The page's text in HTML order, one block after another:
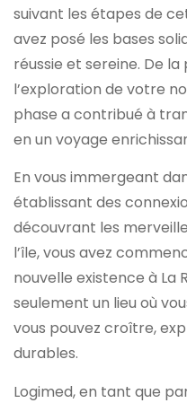
suivant les étapes de
avez posé les bases
réussie et sereine. De
l’exploration de votre
phase a contribué à
en un voyage
En vous immergeant
établissant des
découvrant les
l’île, vous avez
nouvelle existence à La
seulement un lieu où
vous pouvez croître,
durables.
Logimed, en tant que